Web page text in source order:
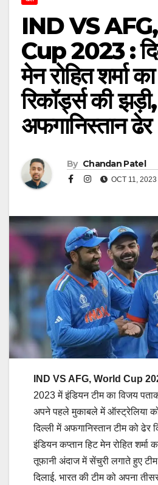
IND VS
Cup 2023 :
मेन रोहित शर्मा
रिकॉर्ड्स की झड़ी,
अफगानिस्तान ढेर
By Chandan Patel
OCT 11, 2023
IND VS AFG, World Cup
2023 में इंडियन टीम का विजय
अपने पहले मुकाबले में ऑस्ट्रेलिया
दिल्ली में अफगानिस्तान टीम को ढेर
इंडियन कप्तान हिट मेन रोहित शर्मा
तूफानी अंदाज में सेंचुरी लगाते हुए
दिलाई. भारत की टीम को अपना